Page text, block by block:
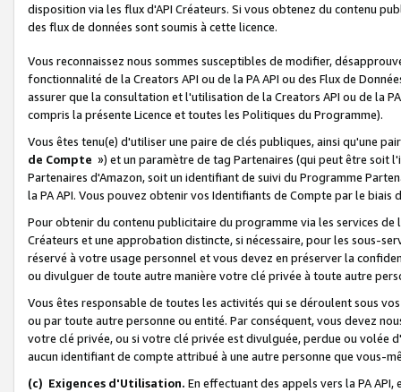
disposition via les flux d'API Créateurs. Si vous obtenez du contenu
des flux de données sont soumis à cette licence.
Vous reconnaissez nous sommes susceptibles de modifier,
fonctionnalité de la Creators API ou de la PA API ou des Flux de
assurer que la consultation et l'utilisation de la Creators API ou de la
compris la présente Licence et toutes les Politiques du Programme).
Vous êtes tenu(e) d'utiliser une paire de clés publiques, ainsi qu'une
de Compte ») et un paramètre de tag Partenaires (qui peut être soit
Partenaires d'Amazon, soit un identifiant de suivi du Programme
la PA API. Vous pouvez obtenir vos Identifiants de Compte par le biais
Pour obtenir du contenu publicitaire du programme via les services
Créateurs et une approbation distincte, si nécessaire, pour les sous-
réservé à votre usage personnel et vous devez en préserver la
ou divulguer de toute autre manière votre clé privée à toute autre
Vous êtes responsable de toutes les activités qui se déroulent sous
ou par toute autre personne ou entité. Par conséquent, vous devez
votre clé privée, ou si votre clé privée est divulguée, perdue ou volée
aucun identifiant de compte attribué à une autre personne que vous-
(c) Exigences d'Utilisation. En effectuant des appels vers la PA